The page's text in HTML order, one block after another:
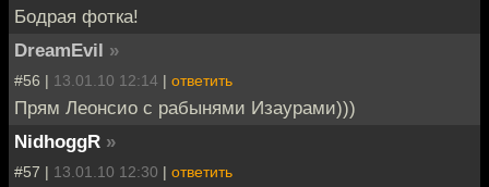
Бодрая фотка!
DreamEvil »
#56 | 13.01.10 12:14 | ответить
Прям Леонсио с рабынями Изаурами)))
NidhoggR »
#57 | 13.01.10 12:30 | ответить